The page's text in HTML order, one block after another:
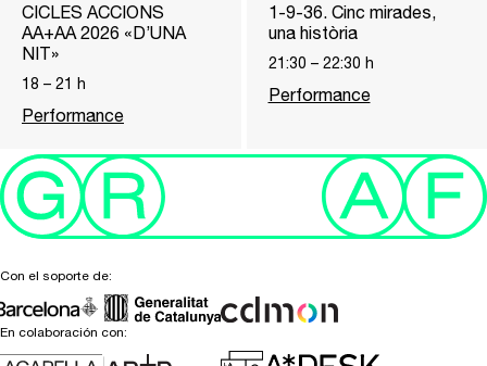
CICLES ACCIONS
AA+AA 2026 «D’UNA
NIT»
18 – 21 h
Performance
1-9-36. Cinc mirades,
una història
21:30 – 22:30 h
Performance
Con el soporte de:
En colaboración con: